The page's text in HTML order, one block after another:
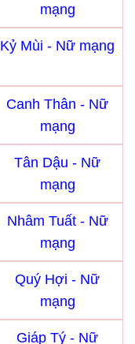
mạng
Kỷ Mùi - Nữ mạng
Canh Thân - Nữ
mạng
Tân Dậu - Nữ
mạng
Nhâm Tuất - Nữ
mạng
Quý Hợi - Nữ
mạng
Giáp Tý - Nữ